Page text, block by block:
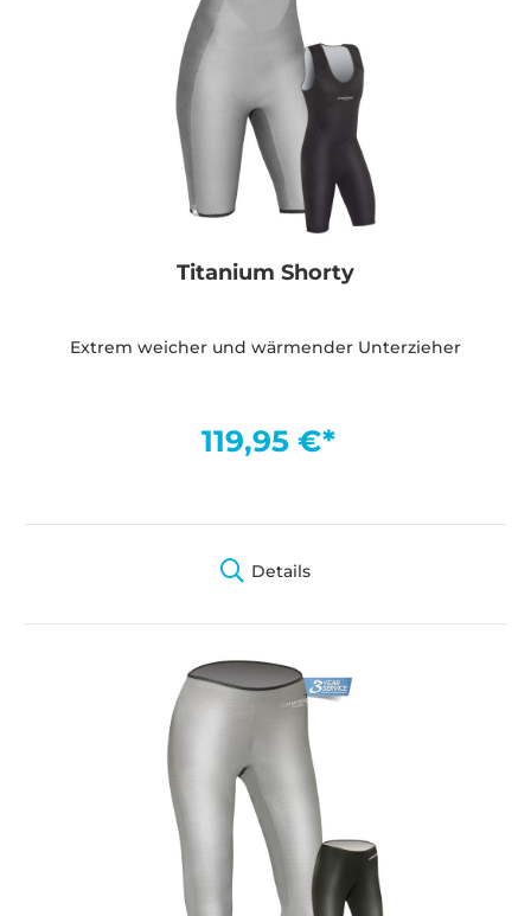
Titanium Shorty
Extrem weicher und wärmender Unterzieher
119,95 €*
Details